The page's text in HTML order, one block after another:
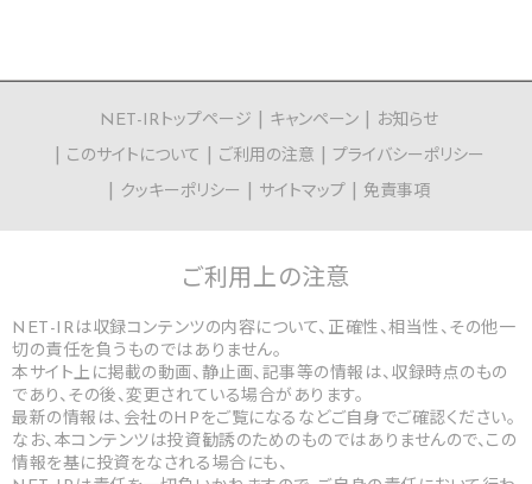
NET-IRトップページ キャンペーン
お知らせ
このサイトについて
ご利用の注意
プライバシーポリシー
クッキーポリシー
サイトマップ 免責事項
ご利用上の注意
NET-IRは収録コンテンツの内容について、正確性、相当性、その他一
切の責任を負うものではありません。
本サイト上に掲載の動画、静止画、記事等の情報は、収録時点のもの
であり、その後、変更されている場合があります。
最新の情報は、会社のHPをご覧になるなどご自身でご確認ください。
なお、本コンテンツは投資勧誘のためのものではありませんので、この
情報を基に投資をなされる場合にも、